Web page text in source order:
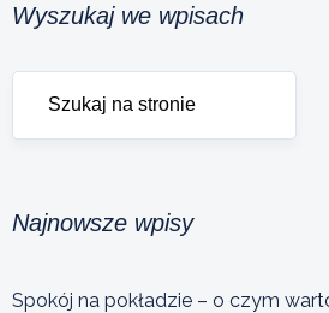
Wyszukaj we wpisach
Najnowsze wpisy
Spokój na pokładzie – o czym